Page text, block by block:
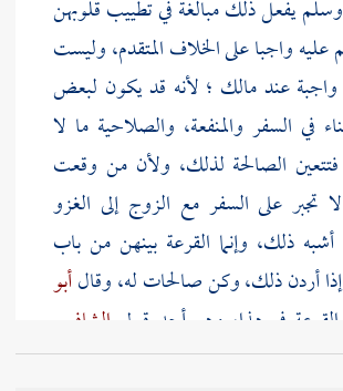
يفعل ذلك مبالغة في تطييب قلوبهن
عليه واجبا على الخلاف المتقدم، وليست
واجبة عند مالك ؛ لأنه قد يكون لبعض
في السفر والمنفعة، والصلاحية ما لا
الصالحة لذلك، ولأن من وقعت
تجبر على السفر مع الزوج إلى الغزو
أشبه ذلك، وإنما القرعة بينهن من باب
أردن ذلك، وكن صالحات له، وقالأبو
القرعة في هذا، وهو أحد قولي الشافعي
هذا الحديث.